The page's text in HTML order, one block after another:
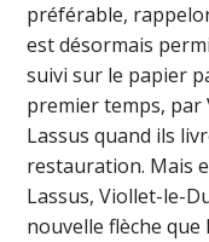
préférable,
est désormais
suivi sur le papier
premier temps, par
Lassus quand ils
restauration. Mais
Lassus, Viollet-le-
nouvelle flèche